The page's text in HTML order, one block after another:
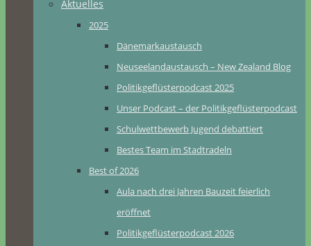
Aktuelles
2025
Dänemarkaustausch
Neuseelandaustausch – New Zealand Blog
Politikgeflüsterpodcast 2025
Unser Podcast – der Politikgeflüsterpodcast
Schulwettbewerb Jugend debattiert
Bestes Team im Stadtradeln
Best of 2026
Aula nach drei Jahren Bauzeit feierlich
eröffnet
Politikgeflüsterpodcast 2026